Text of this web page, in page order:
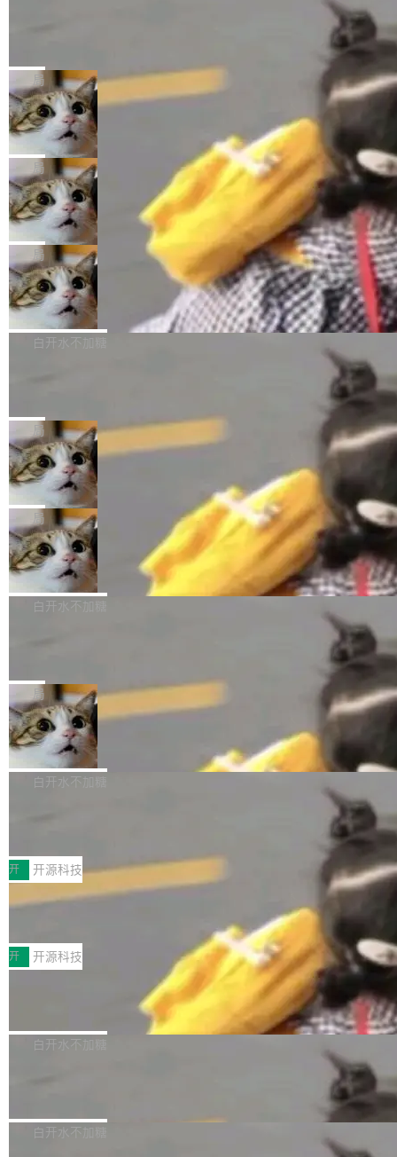
“启蒙老师”。 而今年，恰好是雷霄骅离世十周
年。FFmpeg 社区最终选择用一个大版本的名
字，留下了这份纪念。 雷霄骅曾是中国传媒大学
数字电视技术方向的博士生，长期从事视频、音
频技...
编写程序，目标是完成电商平台作者信息与商品
列表的数据匹配 —— 一项常规的数据处理任
务，最终却产生了 180 万美元的账单，实际支出
超出原定预算 860%。 更令人意外的是，该项目
最终并未成功落地，而高额算力消耗持续运行长
达 5 个月，公司直到财务对账时才察觉异常。这
意味着一个无人看管的 AI 程序，在近半年时间
里日夜不停地"烧钱"。 复盘显示，...
e CEO Clément Delangue 在 CNBC 的采访里
没有拐弯抹角。他说中国正在赢得 AI 竞赛，而
且按目前的速度，中国 AI 工具预计在今年底或
2027 年就能追上美国前沿实验室的水平。 Dela
ngue 把原因归结为一件事：开放协作。中国的
AI 开发者在一个共享和协作的生态里加速迭代，
而美国模型厂商在"闭门造车"。他的原话是 "buil
ding in silos"——各自为战，互不通气。 这个判
断从他嘴里说出来分量不同。Hugging Face 是
全球最大的开源 AI 平台，上面跑着上百万个模
型。谁在开源赛道上领先，...
局
当 AI agent 把源码变成了最好的扩展系
统，开发者工具必须开源
五年前，David Crawshaw 问过很多软件工程师
一个问题：你写过什么给自己用的程序？答案几
乎都是没有。工程师们整天用别人写的程序写程
序给别人用。偶尔有人自己写个博客系统、智能
家居控制、家庭实验室，都算稀奇事。 Crawsh
aw 是 Shelley 的作者，一个开源 AI coding age
nt。他最近在博客上写了一篇文章，核心论点很
简单：开发者工具必须开源。 理由不是传统的自
由软件情怀，而是一个跟 AI agent 直接相关的
技术判断。 两行 prompt 就能个性化任何软件 C
局
DeepSeek Harness 宣布内测邀请，全
网最大规模开源 Agent 路演现场诞生
一条内测招募帖，发出去的时候大概没人想到它
会变成一场开源 Agent 生态的路演。 8月1日，
DeepSeek Harness 团队负责人崔添翼（tiany
i）在 X 上发帖： 「如果你是 Agent Harness 相
关开源项目的开发者，希望参加 DeepSeek Har
ness 的内测，可以回复或私信联系我。请附上
Harness 负责把能力落到真实环境中——调用工
具、读写文件、管理上下文、处理错误、完成闭
环。崔添翼招人的标...
局
商汤 SenseNova U1.5-Lite-Preview
开源
商汤科技宣布面向社区开源轻量级统一多模态模
型的预览版本 SenseNova U1.5-Lite-Preview。
理解、推理、生成与编辑，还仅以 8B-MoT 的轻
量大小，将能力推进到4K、更精细的真实质感、
更复杂的视觉控制和可持续迭代编辑。 相比 U
1，U1.5-Lite-Preview 在以下方向上带来了显著
提升： 原生支持4K图像生成； 更精细的局部纹
理、细节与真实世界质感； 更准确的中英文文字
生成与复杂版式组织； 更稳定的图...
白开水不加糖
nap。这次是 hwctl——一个用来检查 Ubuntu
硬件认证状态的命令行工具。 Canonical 工程师
Alan Griffiths 在邮件列表中说得很直白：「hwc
tl 是一个 Ubuntu 专有的包，它和它的依赖项都
是 Ubuntu 专有的，不会用在其他发行版上。」
所以 deb 版本的受众实际上为零。既然只有 Ub
untu 用户在用，那用 snap 打包就没什么可纠结
的。 从 deb 到 snap 的迁移路径 hwctl 是 rust-
hwlib 硬件 API 库的一部分，命令行工具负责查
局
Dario Amodei 担心新人来 Anthropic
只为金钱，不为使命
顶级 AI 研究员在两家公司之间来回跳，中间只
隔了几天。 Lilian Weng 上周刚宣布因健康原因
离开 Thinking Machines Lab，说自己作为联合
创始人的角色「太累了」。几天后，The Inform
ation 就曝出她将重回 OpenAI，负责递归自我
改进方向的研究。她是 Thinking Machines 过
一在人才争夺战中失血的公司。六月，Google
连失两员大将：Noam Shazeer 去了 Op...
局
FFmpeg 9.0 发布
FFmpeg 9.0 现已发布，包含多项改进。官方更
新日志列出的 9.0 版本主要更新内容如下： 扩
er HE-AAC 960 解码 (DAB+) transpose_cuda
filter 添加 AMF Frame Rate Converter (vf_frc
_amf) filter SMPTE 2094-50 元数据支持和直
通 ProRes RAW VideoToolbox 硬件加速器 AP
V ...
白开水不加糖
Code 在 X 上发帖：「DeepSeek Flash did 8T
tokens on August 1st. 5T of free usage + 3T
on OpenCode Go.」79.8 万次浏览，连带着 #
DeepSeek一天消耗了8万亿# 上了微博热搜——
注意这是 OpenCode 一家的消耗。 OpenCode
不完。」5T 来自免费额度，3T 来自 Go...
局
NetBSD 11.0 正式发布
NetBSD 11.0 现已正式发布，这是 NetBSD 操
作系统的第十八个主要版本。 自 NetBSD 10.1
ve JH71XX 的设备，例如 VisionFive 2、PINE
64 STAR64，以及 QEMU。 增强了对 POSIX.1
-2024 和 C23 编程接口标准的兼容性。 compat
_linux(8) 增强了对 Linux 系统调用的支持，包
括 epoll（围绕 kqueue 实现）、POSIX 消息队
列、...
白开水不加糖
案
享会在上海举办。鸿蒙生态的全场景智慧营销平
台鲸鸿动能协同华为游戏中心，面向游戏行业开
发者及生态伙伴，系统呈现了平台在游戏领域的
完整能力版图——从IAP高价值用户的全周期经
营、到IAA游戏的“买变一体”正循环、再到联运与
广告协同的全链路经营闭环，以及面向全球市场
的出海增长布局。 华为终端云业务商业化销售负
责人在开场致辞中表示，游戏开发者的核心诉求
已不再是“多一个投放渠道”，而是一套能够持续
高质量游戏...
开 开源科技
技嘉X3D系列再添新成员 B850 AORU
面向AMD Ryzen X3D处理器玩家，技嘉X3D系
列主板阵容迎来新成员——B850 AORUS ELITE
X3D。作为面向主流高性能平台打造的全新主板
产品，B850 AORUS ELITE X3D延续技嘉在X3
D平台优化上的技术积累，旨在为游戏玩家带来
更稳定、更高效的装机选择。 B850 AORUS ELI
式2.0，可根据不同使用场景释放处理器潜力，
开 开源科技
Zadig v5.0 发布：AI 发布专员与 AI 审
我们团队这几天最大的卡点不是 AI 写得不够
好，是 AI 写得太好了。 好到审查排期从两天的
过 1528 名开发者，85% 说 AI 把瓶颈从写代码
白开水不加糖
数据库，有一个图形后端。作为一个原生的 Gra
白开水不加糖